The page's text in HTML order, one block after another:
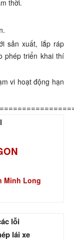
thời.
sản xuất, lắp ráp
phép triển khai thí
vi hoạt động hạn
Minh Long
lỗi
lái xe